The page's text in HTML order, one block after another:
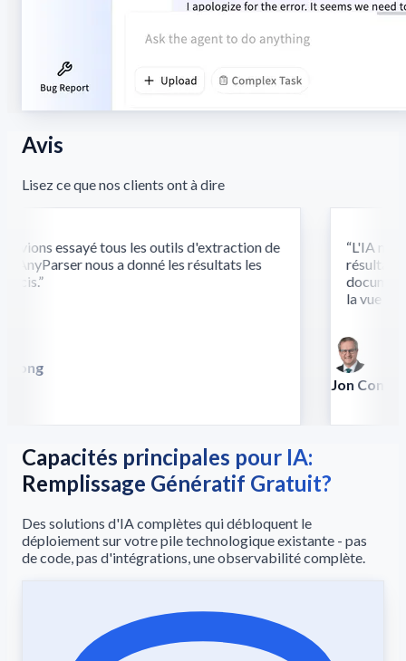
Avis
Lisez ce que nos clients ont à dire
essayé tous les outils d'extraction de
nous a donné les résultats les
”
L'IA
résultats
la vue et
Jon Conradt
Capacités principales pour IA:
Remplissage Génératif Gratuit?
Des solutions d'IA complètes qui débloquent le
déploiement sur votre pile technologique existante - pas
de code, pas d'intégrations, une observabilité complète.